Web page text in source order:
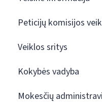
Peticijų komisijos
Veiklos sritys
Kokybės vadyba
Mokesčių